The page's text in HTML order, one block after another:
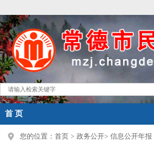
首 页
您的位置： 首页 > 政务公开> 信息公开年报